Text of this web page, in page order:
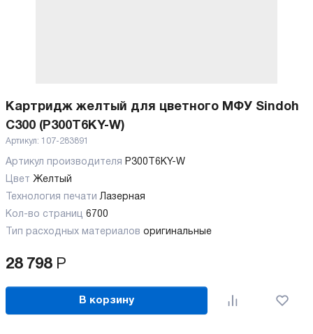
Картридж желтый для цветного МФУ Sindoh
C300 (P300T6KY-W)
Артикул: 107-283891
Артикул производителя
P300T6KY-W
Цвет Желтый
Технология печатиЛазерная
Кол-во страниц 6700
Тип расходных материалов оригинальные
28 798 Р
В корзину